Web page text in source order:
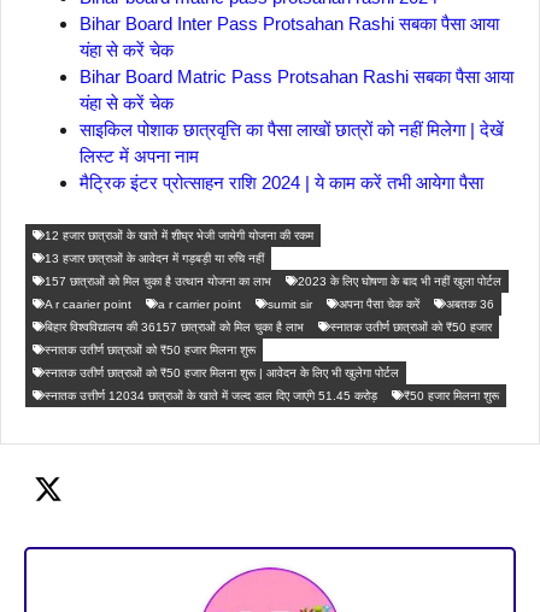
Bihar Board Inter Pass Protsahan Rashi सबका पैसा आया
यंहा से करें चेक
Bihar Board Matric Pass Protsahan Rashi सबका पैसा आया
यंहा से करें चेक
साइकिल पोशाक छात्रवृत्ति का पैसा लाखों छात्रों को नहीं मिलेगा | देखें
लिस्ट में अपना नाम
मैट्रिक इंटर प्रोत्साहन राशि 2024 | ये काम करें तभी आयेगा पैसा
12 हजार छात्राओं के खाते में शीघ्र भेजी जायेगी योजना की रकम
13 हजार छात्राओं के आवेदन में गड़बड़ी या रुचि नहीं
157 छात्राओं को मिल चुका है उत्थान योजना का लाभ
2023 के लिए घोषणा के बाद भी नहीं खुला पोर्टल
A r caarier point
a r carrier point sumit sir अपना पैसा चेक करें
अबतक 36
बिहार विश्वविद्यालय की 36157 छात्राओं को मिल चुका है लाभ
स्नातक उतीर्ण छात्राओं को ₹50 हजार
स्नातक उतीर्ण छात्राओं को ₹50 हजार मिलना शुरू
स्नातक उतीर्ण छात्राओं को ₹50 हजार मिलना शुरू | आवेदन के लिए भी खुलेगा पोर्टल
स्नातक उत्तीर्ण 12034 छात्राओं के खाते में जल्द डाल दिए जाएंगे 51.45 करोड़
₹50 हजार मिलना शुरू